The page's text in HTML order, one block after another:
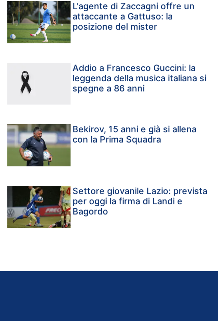
L'agente di Zaccagni offre un
attaccante a Gattuso: la
posizione del mister
Addio a Francesco Guccini: la
leggenda della musica italiana si
spegne a 86 anni
Bekirov, 15 anni e già si allena
con la Prima Squadra
Settore giovanile Lazio: prevista
per oggi la firma di Landi e
Bagordo